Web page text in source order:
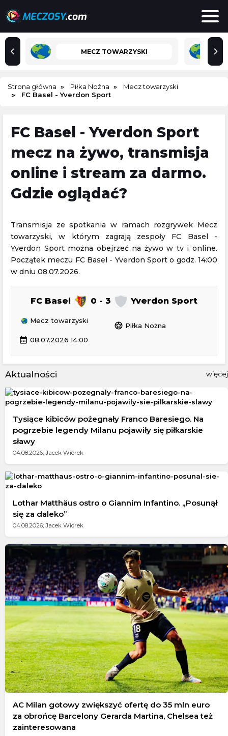
MECZ TOWARZYSKI
Strona główna Piłka Nożna
Mecz towarzyski
FC Basel - Yverdon Sport
FC Basel - Yverdon Sport
mecz na żywo, transmisja
online i stream za darmo.
Gdzie oglądać?
Transmisja ze spotkania w ramach rozgrywek Mecz
towarzyski, w którym zagrają zespoły FC Basel -
Yverdon Sport można obejrzeć na żywo w tv i online.
Początek meczu FC Basel - Yverdon Sport o godz. 14:00
w dniu 08.07.2026.
FC Basel 0 - 3 Yverdon Sport
Mecz towarzyski
sports_soccer Piłka Nożna
calendar_month 08.07.2026 14:00
Aktualności więcej
Tysiące kibiców pożegnały Franco Baresiego. Na
pogrzebie legendy Milanu pojawiły się piłkarskie
sławy
04.08.2026; Jacek Wiórek
Lothar Matthäus ostro o Giannim Infantino. „Posunął
się za daleko”
04.08.2026; Jacek Wiórek
AC Milan gotowy zwiększyć ofertę do 35 mln euro
za obrońcę Barcelony Gerarda Martina, Chelsea też
zainteresowana